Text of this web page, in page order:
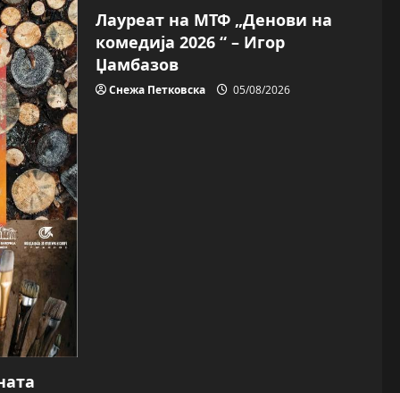
Лауреат на МТФ „Денови на
комедија 2026 “ – Игор
Џамбазов
Снежа Петковска 05/08/2026